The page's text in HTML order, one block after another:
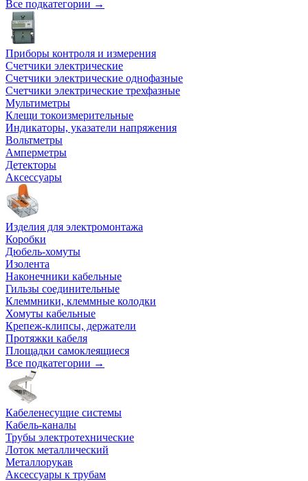
Все подкатегории →
Приборы контроля и измерения
Счетчики электрические
Счетчики электрические однофазные
Счетчики электрические трехфазные
Мультиметры
Клещи токоизмерительные
Индикаторы, указатели напряжения
Вольтметры
Амперметры
Детекторы
Аксессуары
Изделия для электромонтажа
Коробки
Дюбель-хомуты
Изолента
Наконечники кабельные
Гильзы соединительные
Клеммники, клеммные колодки
Хомуты кабельные
Крепеж-клипсы, держатели
Протяжки кабеля
Площадки самоклеящиеся
Все подкатегории →
Кабеленесущие системы
Кабель-каналы
Трубы электротехнические
Лоток металлический
Металлорукав
Аксессуары к трубам